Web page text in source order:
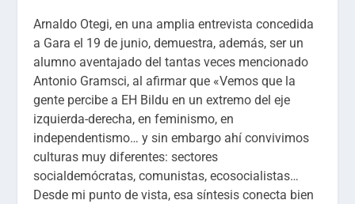
Arnaldo Otegi, en una amplia entrevista concedida
a Gara el 19 de junio, demuestra, además, ser un
alumno aventajado del tantas veces mencionado
Antonio Gramsci, al afirmar que «Vemos que la
gente percibe a EH Bildu en un extremo del eje
izquierda-derecha, en feminismo, en
independentismo… y sin embargo ahí convivimos
culturas muy diferentes: sectores
socialdemócratas, comunistas, ecosocialistas…
Desde mi punto de vista, esa síntesis conecta bien